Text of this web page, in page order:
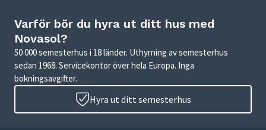
Varför bör du hyra ut ditt hus med
Novasol?
50 000 semesterhus i 18 länder. Uthyrning av semesterhus
sedan 1968. Servicekontor över hela Europa. Inga
bokningsavgifter.
Hyra ut ditt semesterhus